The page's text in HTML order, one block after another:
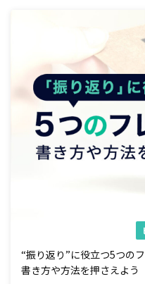
“振り返り”に役立つ5つの
書き方や方法を押さえよう